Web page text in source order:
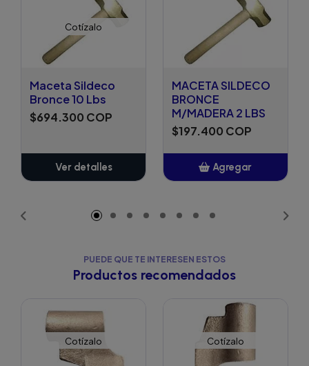
Cotízalo
Maceta Sildeco
Bronce 10 Lbs
$694.300 COP
Ver detalles
MACETA SILDECO
BRONCE
M/MADERA 2 LBS
$197.400 COP
Agregar
PUEDE QUE TE INTERESEN ESTOS
Productos recomendados
Cotízalo Cotízalo